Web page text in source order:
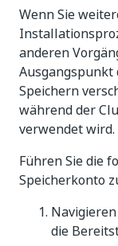
Wenn Sie
anderen
Ausgangspunkt
Speichern
während der
verwendet wird.
Führen Sie die
Speicherkonto
die